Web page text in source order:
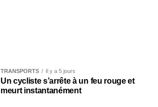
TRANSPORTS Il y a 5 jours
Un cycliste s’arrête à un feu rouge et
meurt instantanément